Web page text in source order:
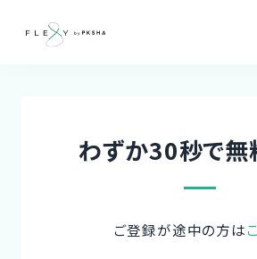
わずか30秒で無
ご登録が途中の方は